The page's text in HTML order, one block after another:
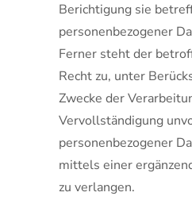
Berichtigung sie
personenbezogener
Ferner steht der
Recht zu, unter
Zwecke der
Vervollständigung
personenbezogener
mittels einer
zu verlangen.